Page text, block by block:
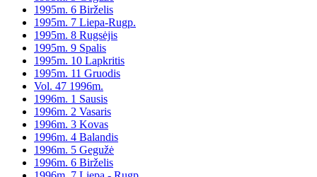
1995m. 6 Birželis
1995m. 7 Liepa-Rugp.
1995m. 8 Rugsėjis
1995m. 9 Spalis
1995m. 10 Lapkritis
1995m. 11 Gruodis
Vol. 47 1996m.
1996m. 1 Sausis
1996m. 2 Vasaris
1996m. 3 Kovas
1996m. 4 Balandis
1996m. 5 Gegužė
1996m. 6 Birželis